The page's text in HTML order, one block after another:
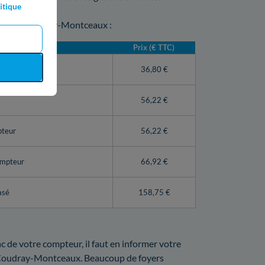
au Coudray-Montceaux :
Prix (€ TTC)
Linky) 36,80 €
56,22 €
56,22 €
66,92 €
158,75 €
de votre compteur, il faut en informer votre
Montceaux. Beaucoup de foyers